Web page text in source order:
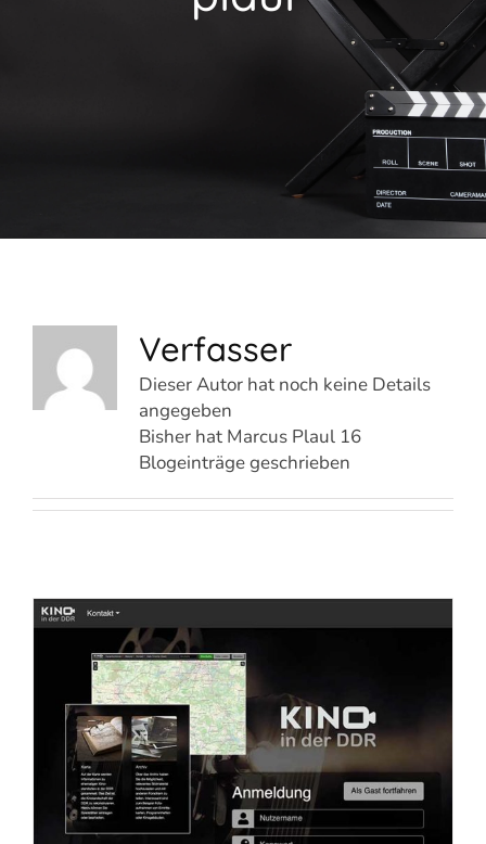
Verfasser
Dieser Autor hat noch keine Details
angegeben
Bisher hat Marcus Plaul 16
Blogeinträge geschrieben